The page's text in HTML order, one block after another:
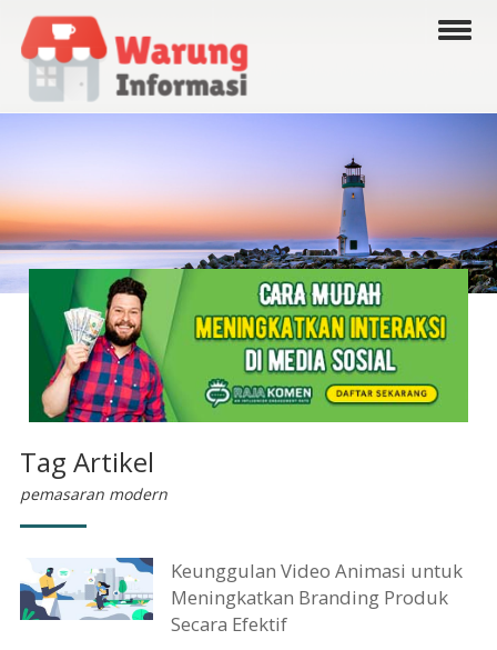
Tag Artikel
pemasaran modern
Keunggulan Video Animasi untuk
Meningkatkan Branding Produk
Secara Efektif